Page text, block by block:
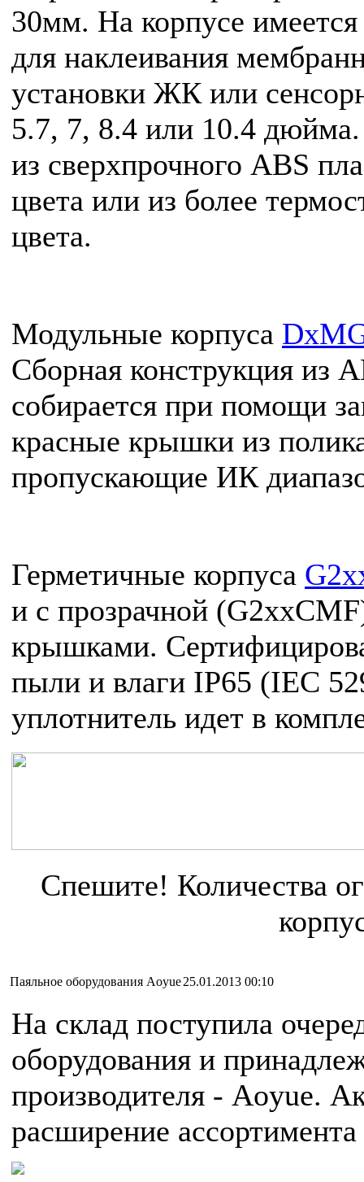
30мм. На корпусе имеется
для наклеивания
установки ЖК или
5.7, 7, 8.4 или 10.4 дюйма.
из сверхпрочного ABS
цвета или из более
цвета.
Модульные корпуса
Сборная конструкция из
собирается при помощи
красные крышки из
пропускающие ИК
Герметичные корпуса
и с прозрачной
крышками.
пыли и влаги IP65 (IEC
уплотнитель идет в
Спешите! Количества
Паяльное оборудования Aoyue25.01.2013 00:10
На склад поступила
оборудования и
производителя - Aoyue.
расширение